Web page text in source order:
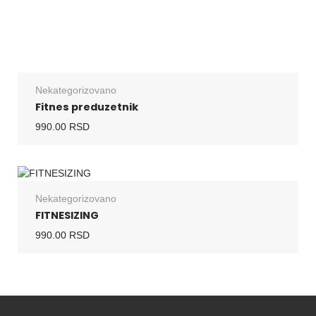
Nekategorizovano
Fitnes preduzetnik
990.00 RSD
Nekategorizovano
FITNESIZING
990.00 RSD